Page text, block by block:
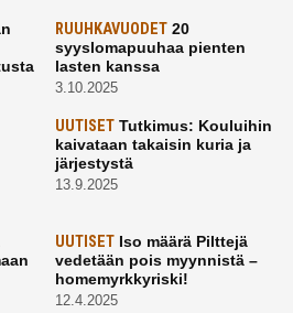
RUUHKAVUODET20
syyslomapuuhaa pienten
lasten kanssa
3.10.2025
UUTISETTutkimus: Kouluihin
kaivataan takaisin kuria ja
järjestystä
13.9.2025
UUTISETIso määrä Pilttejä
vedetään pois myynnistä –
homemyrkkyriski!
12.4.2025